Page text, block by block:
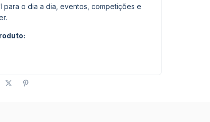
para o dia a dia, eventos, competições e